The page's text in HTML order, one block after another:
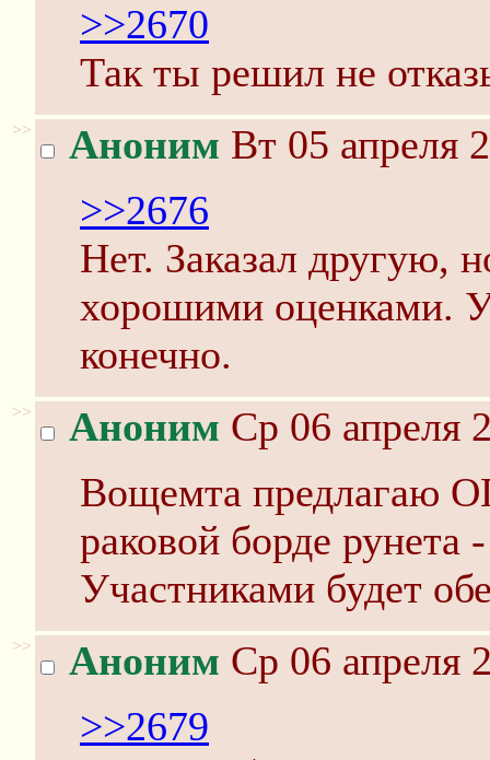
>>2670
Так ты решил не
>> Аноним Вт 05 апреля
>>2676
Нет. Заказал другую,
хорошими оценками.
конечно.
>> Аноним Ср 06 апреля
Вощемта предлагаю
раковой борде рунета
Участниками будет
>> Аноним Ср 06 апреля
>>2679